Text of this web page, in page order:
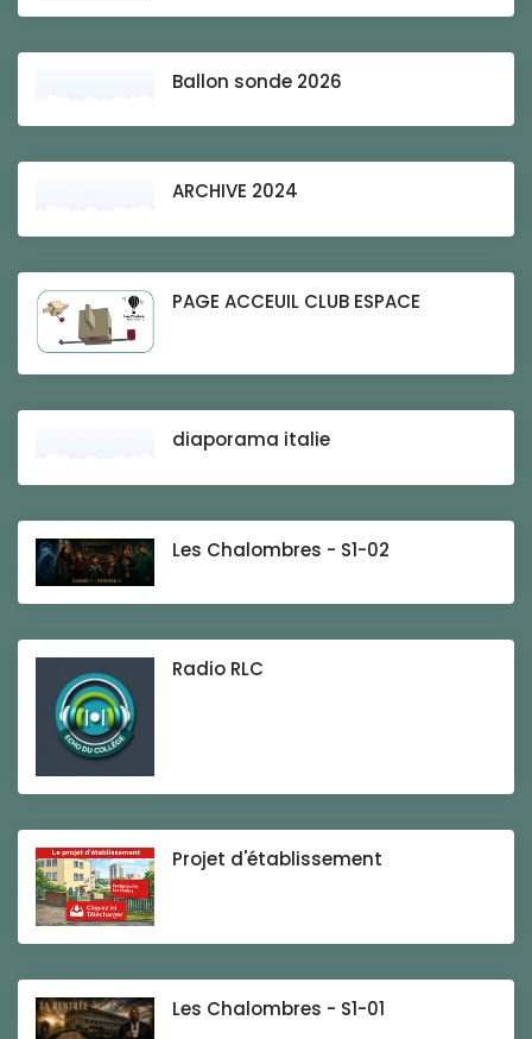
Ballon sonde 2026
ARCHIVE 2024
PAGE ACCEUIL CLUB ESPACE
diaporama italie
Les Chalombres - S1-02
Radio RLC
Projet d'établissement
Les Chalombres - S1-01